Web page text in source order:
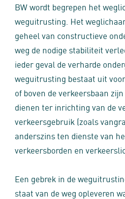
BW wordt begrepen het
weguitrusting. Het
geheel van constructieve
weg de nodige stabiliteit
ieder geval de verharde
weguitrusting bestaat uit
of boven de verkeersbaan
dienen ter inrichting van de
verkeersgebruik (zoals
anderszins ten dienste van
verkeersborden en
Een gebrek in de
staat van de weg opleveren